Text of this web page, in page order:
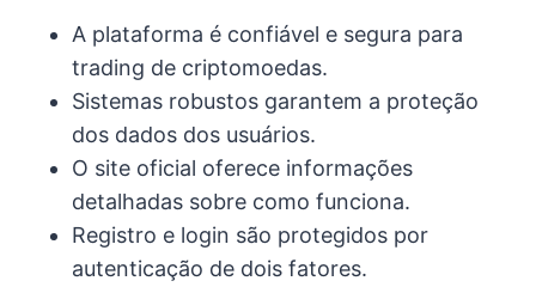
A plataforma é confiável e segura para
trading de criptomoedas.
Sistemas robustos garantem a proteção
dos dados dos usuários.
O site oficial oferece informações
detalhadas sobre como funciona.
Registro e login são protegidos por
autenticação de dois fatores.